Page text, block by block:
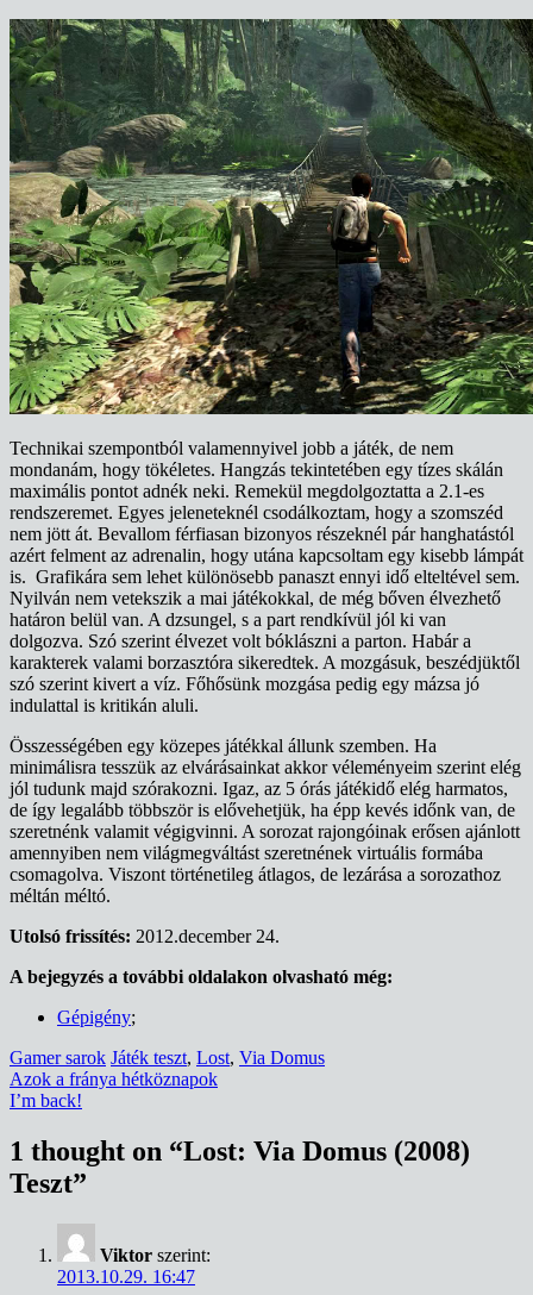
Technikai szempontból valamennyivel jobb a játék, de nem
mondanám, hogy tökéletes. Hangzás tekintetében egy tízes skálán
maximális pontot adnék neki. Remekül megdolgoztatta a 2.1-es
rendszeremet. Egyes jeleneteknél csodálkoztam, hogy a szomszéd
nem jött át. Bevallom férfiasan bizonyos részeknél pár hanghatástól
azért felment az adrenalin, hogy utána kapcsoltam egy kisebb lámpát
is. Grafikára sem lehet különösebb panaszt ennyi idő elteltével sem.
Nyilván nem vetekszik a mai játékokkal, de még bőven élvezhető
határon belül van. A dzsungel, s a part rendkívül jól ki van
dolgozva. Szó szerint élvezet volt bóklászni a parton. Habár a
karakterek valami borzasztóra sikeredtek. A mozgásuk, beszédjüktől
szó szerint kivert a víz. Főhősünk mozgása pedig egy mázsa jó
indulattal is kritikán aluli.
Összességében egy közepes játékkal állunk szemben. Ha
minimálisra tesszük az elvárásainkat akkor véleményeim szerint elég
jól tudunk majd szórakozni. Igaz, az 5 órás játékidő elég harmatos,
de így legalább többször is elővehetjük, ha épp kevés időnk van, de
szeretnénk valamit végigvinni. A sorozat rajongóinak erősen ajánlott
amennyiben nem világmegváltást szeretnének virtuális formába
csomagolva. Viszont történetileg átlagos, de lezárása a sorozathoz
méltán méltó.
Utolsó frissítés: 2012.december 24.
A bejegyzés a további oldalakon olvasható még:
Gépigény;
Gamer sarok Játék teszt, Lost, Via Domus
Bejegyzés
navigáció
Azok a fránya hétköznapok
I’m back!
1 thought on “Lost: Via Domus (2008)
Teszt”
Viktor szerint:
2013.10.29. 16:47